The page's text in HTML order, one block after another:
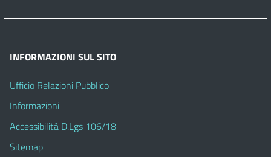
INFORMAZIONI SUL SITO
Ufficio Relazioni Pubblico
Informazioni
Accessibilità D.Lgs 106/18
Sitemap